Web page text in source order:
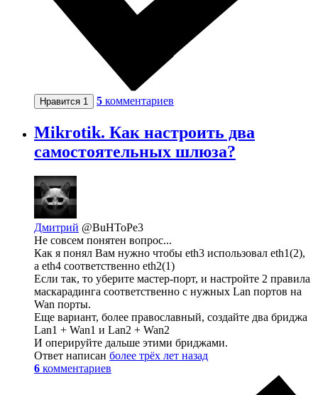
Нравится 1 5 комментариев
Mikrotik. Как настроить два
самостоятельных шлюза?
Дмитрий @BuHToPe3
Не совсем понятен вопрос...
Как я понял Вам нужно чтобы eth3 использовал eth1(2),
а eth4 соответственно eth2(1)
Если так, то уберите мастер-порт, и настройте 2 правила
маскарадинга соответственно с нужных Lan портов на
Wan порты.
Еще вариант, более православный, создайте два бриджа
Lan1 + Wan1 и Lan2 + Wan2
И оперируйте дальше этими бриджами.
Ответ написан более трёх лет назад
6 комментариев